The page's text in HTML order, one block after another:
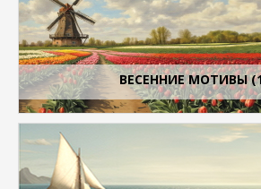
ВЕСЕННИЕ МОТИВЫ